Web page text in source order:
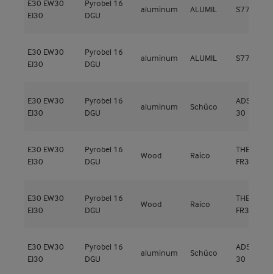
E30 EW30
EI30
Pyrobel 16
DGU
aluminum ALUMIL S77 FR
E30 EW30
EI30
Pyrobel 16
DGU
aluminum ALUMIL S77 FR
E30 EW30
EI30
Pyrobel 16
DGU
aluminum Schüco
ADS 80 FR
30
E30 EW30
EI30
Pyrobel 16
DGU
Wood Raico
THERM+
FR30
E30 EW30
EI30
Pyrobel 16
DGU
Wood Raico
THERM+
FR30
E30 EW30
EI30
Pyrobel 16
DGU
aluminum Schüco
ADS 80 FR
30